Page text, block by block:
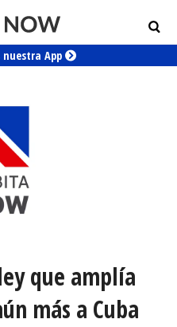
App
que amplía
más a Cuba